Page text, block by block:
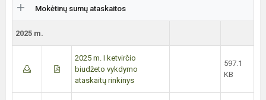
Mokėtinų sumų ataskaitos
2025 m.
2025 m. I ketvirčio
biudžeto vykdymo
ataskaitų rinkinys
597.1
KB